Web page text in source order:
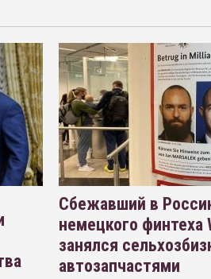
Сбежавший в
немецкого финтеха
занялся
автозапчастями